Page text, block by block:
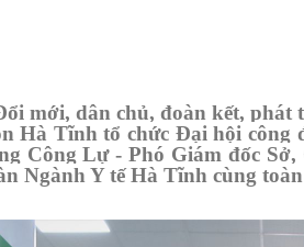
mới, dân chủ, đoàn kết, phát
Hà Tĩnh tổ chức Đại hội công
Công Lự -Phó Giám đốc Sở,
Ngành Y tế Hà Tĩnh cùng